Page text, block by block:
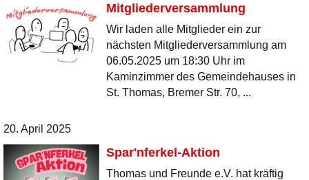
Mitgliederversammlung
Wir laden alle Mitglieder ein zur
nächsten Mitgliederversammlung am
06.05.2025 um 18:30 Uhr im
Kaminzimmer des Gemeindehauses in
St. Thomas, Bremer Str. 70, ...
20. April 2025
Spar'nferkel-Aktion
Thomas und Freunde e.V. hat kräftig